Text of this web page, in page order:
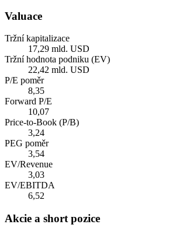
Valuace
Tržní kapitalizace
17,29 mld. USD
Tržní hodnota podniku (EV)
22,42 mld. USD
P/E poměr
8,35
Forward P/E
10,07
Price-to-Book (P/B)
3,24
PEG poměr
3,54
EV/Revenue
3,03
EV/EBITDA
6,52
Akcie a short pozice